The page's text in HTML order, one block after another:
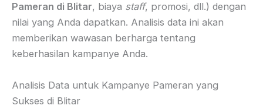
Pameran di Blitar, biaya staff, promosi, dll.) dengan
nilai yang Anda dapatkan. Analisis data ini akan
memberikan wawasan berharga tentang
keberhasilan kampanye Anda.
Analisis Data untuk Kampanye Pameran yang
Sukses di Blitar